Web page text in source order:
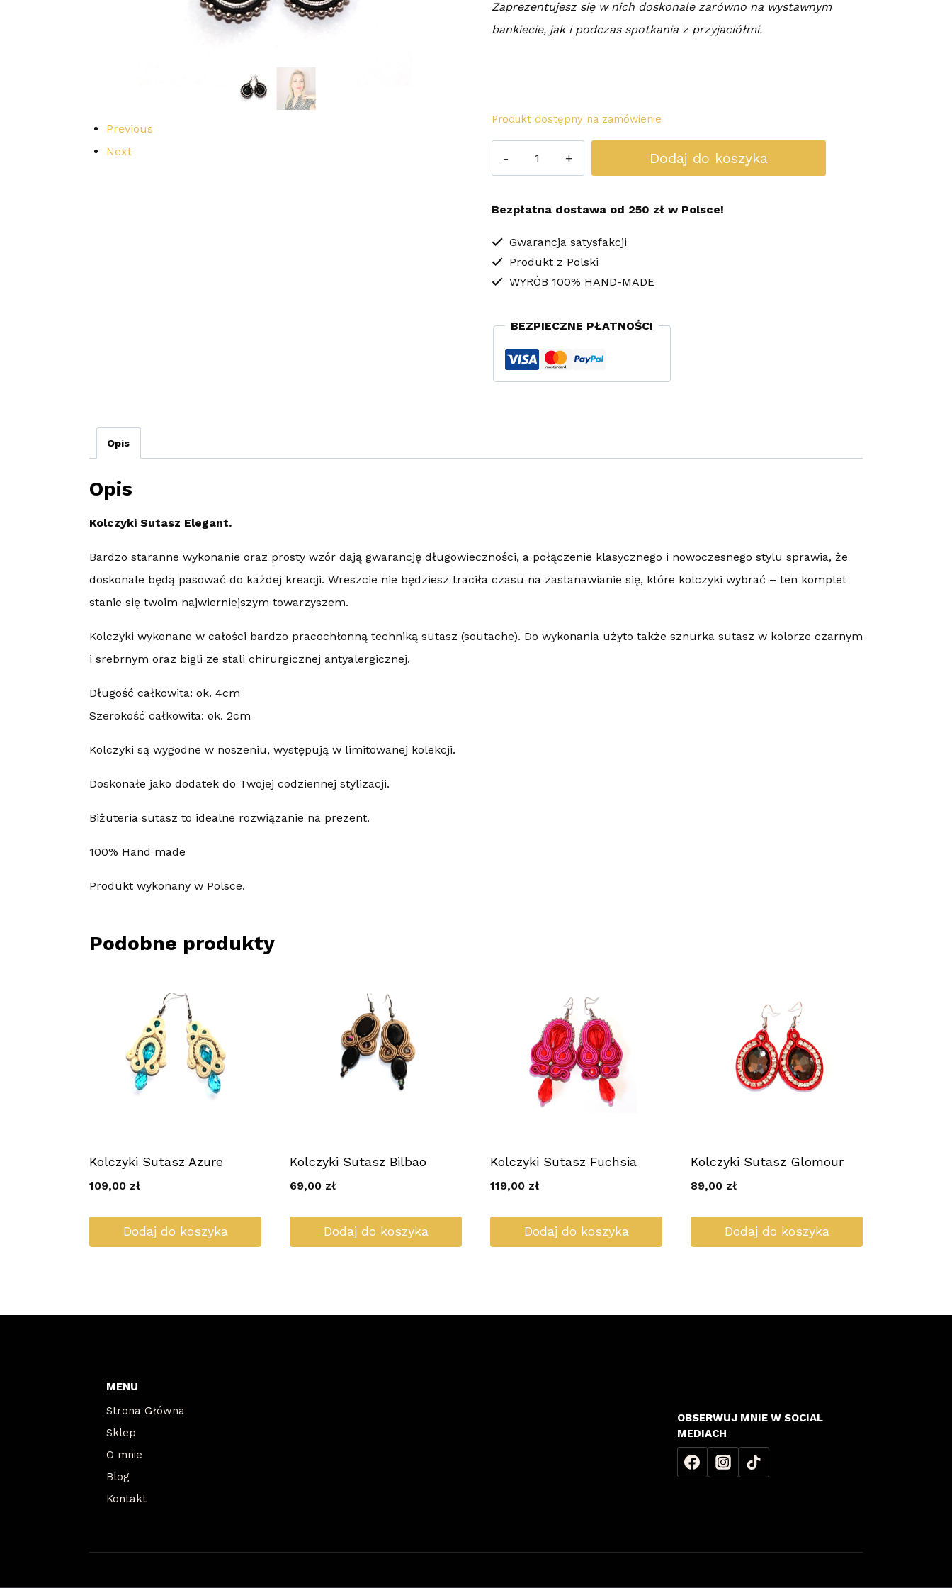
Previous
Next
Zaprezentujesz się w nich doskonale zarówno na wystawnym
bankiecie, jak i podczas spotkania z przyjaciółmi.
Produkt dostępny na zamówienie
Kolczyki
Elegant
Dodaj do koszyka
Bezpłatna dostawa od 250 zł w Polsce!
Gwarancja satysfakcji
Produkt z Polski
WYRÓB 100% HAND-MADE
BEZPIECZNE PŁATNOŚCI
Opis
Opis
Kolczyki Sutasz Elegant.
Bardzo staranne wykonanie oraz prosty wzór dają gwarancję długowieczności, a połączenie klasycznego i nowoczesnego stylu sprawia, że
doskonale będą pasować do każdej kreacji. Wreszcie nie będziesz traciła czasu na zastanawianie się, które kolczyki wybrać – ten komplet
stanie się twoim najwierniejszym towarzyszem.
Kolczyki wykonane w całości bardzo pracochłonną techniką sutasz (soutache). Do wykonania użyto także sznurka sutasz w kolorze czarnym
i srebrnym oraz bigli ze stali chirurgicznej antyalergicznej.
Długość całkowita: ok. 4cm
Szerokość całkowita: ok. 2cm
Kolczyki są wygodne w noszeniu, występują w limitowanej kolekcji.
Doskonałe jako dodatek do Twojej codziennej stylizacji.
Biżuteria sutasz to idealne rozwiązanie na prezent.
100% Hand made
Produkt wykonany w Polsce.
Podobne produkty
Kolczyki Sutasz Azure
109,00 zł
Dodaj do koszyka
Kolczyki Sutasz Bilbao
69,00 zł
Dodaj do koszyka
Kolczyki Sutasz Fuchsia
119,00 zł
Dodaj do koszyka
Kolczyki Sutasz Glomour
89,00 zł
Dodaj do koszyka
MENU
Strona Główna
Sklep
O mnie
Blog
Kontakt
OBSERWUJ MNIE W SOCIAL
MEDIACH